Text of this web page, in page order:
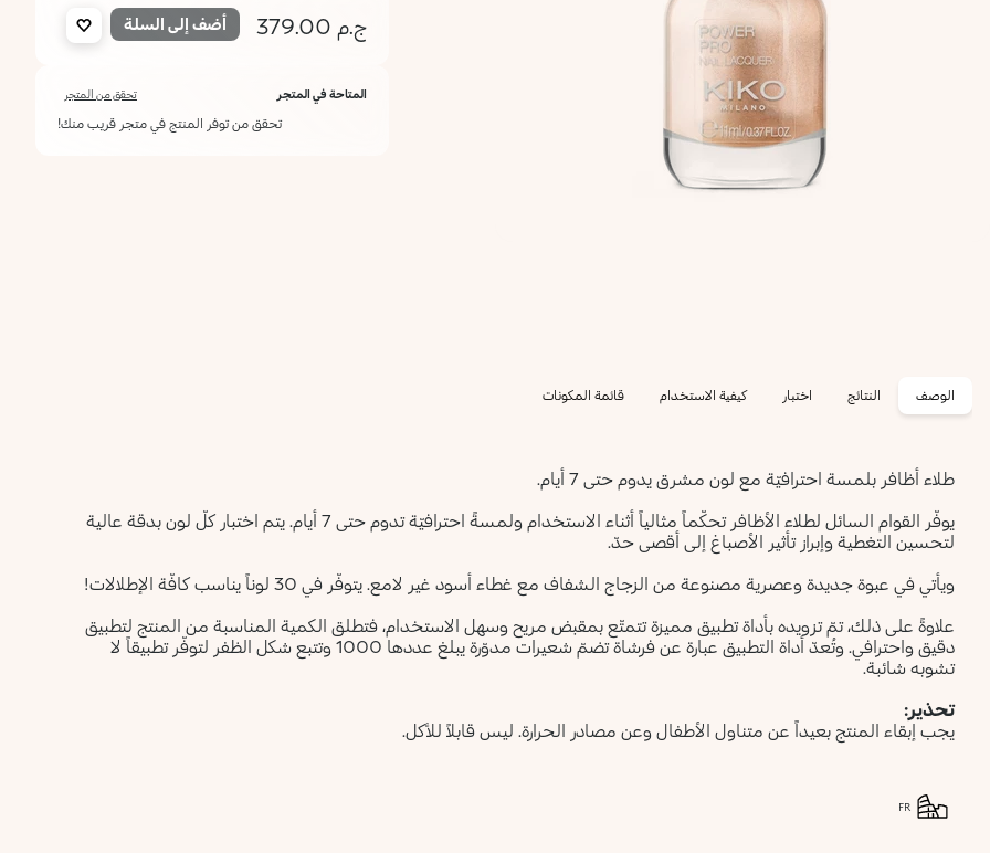
ج.م 379.00 أضف إلى السلة
المتاحة في المتجر تحقق من المتجر
تحقق من توفر المنتج في متجر قريب منك!
الوصف النتائج اختبار كيفية الاستخدام قائمة المكونات
طلاء أظافر بلمسة احترافيّة مع لون مشرق يدوم حتى 7 أيام.
يوفّر القوام السائل لطلاء الأظافر تحكّماً مثالياً أثناء الاستخدام ولمسةً احترافيّة تدوم حتى 7 أيام. يتم اختبار كلّ لون بدقة عالية
لتحسين التغطية وإبراز تأثير الأصباغ إلى أقصى حدّ.
ويأتي في عبوة جديدة وعصرية مصنوعة من الزجاج الشفاف مع غطاء أسود غير لامع. يتوفّر في 30 لوناً يناسب كافّة الإطلالات!
علاوةً على ذلك، تمّ تزويده بأداة تطبيق مميزة تتمتّع بمقبض مريح وسهل الاستخدام، فتطلق الكمية المناسبة من المنتج لتطبيق
دقيق واحترافي. وتُعدّ أداة التطبيق عبارة عن فرشاة تضمّ شعيرات مدوّرة يبلغ عددها 1000 وتتبع شكل الظفر لتوفّر تطبيقاً لا
تشوبه شائبة.
تحذير:
يجب إبقاء المنتج بعيداً عن متناول الأطفال وعن مصادر الحرارة. ليس قابلاً للأكل.
FR